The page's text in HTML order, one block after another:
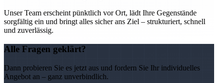
Unser Team erscheint pünktlich vor Ort, lädt Ihre Gegenstände
sorgfältig ein und bringt alles sicher ans Ziel – strukturiert, schnell
und zuverlässig.
Alle Fragen geklärt?
Dann probieren Sie es jetzt aus und fordern Sie Ihr individuelles
Angebot an – ganz unverbindlich.